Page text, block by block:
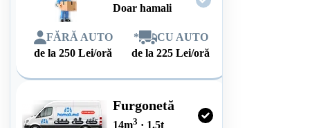
Doar hamali
FĂRĂ AUTO
de la250 Lei/oră
*
CU AUTO
de la225 Lei/oră
Furgonetă
14m3 · 1.5t